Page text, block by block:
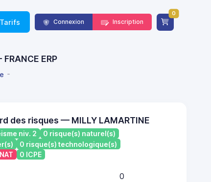
Tarifs Connexion Inscription
0
ERP
des risques — MILLY LAMARTINE
niv. 2
0 risque(s) naturel(s)
0 risque(s) technologique(s)
0 ICPE
0